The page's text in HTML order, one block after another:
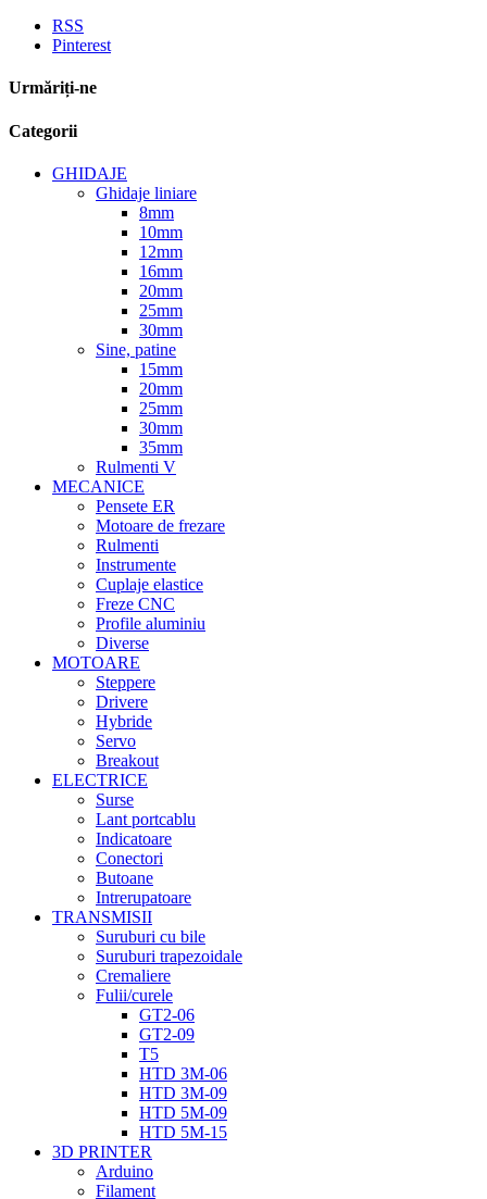
RSS
Pinterest
Urmăriți-ne
Categorii
GHIDAJE
Ghidaje liniare
8mm
10mm
12mm
16mm
20mm
25mm
30mm
Sine, patine
15mm
20mm
25mm
30mm
35mm
Rulmenti V
MECANICE
Pensete ER
Motoare de frezare
Rulmenti
Instrumente
Cuplaje elastice
Freze CNC
Profile aluminiu
Diverse
MOTOARE
Steppere
Drivere
Hybride
Servo
Breakout
ELECTRICE
Surse
Lant portcablu
Indicatoare
Conectori
Butoane
Intrerupatoare
TRANSMISII
Suruburi cu bile
Suruburi trapezoidale
Cremaliere
Fulii/curele
GT2-06
GT2-09
T5
HTD 3M-06
HTD 3M-09
HTD 5M-09
HTD 5M-15
3D PRINTER
Arduino
Filament